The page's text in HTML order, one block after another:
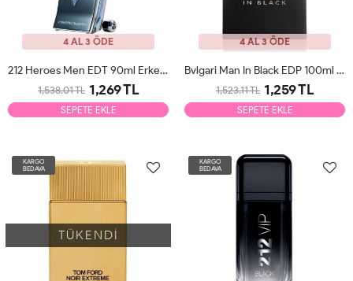
4 AL 3 ÖDE
212 Heroes Men EDT 90ml Erkek Parfüm Tester
1,538.01 TL 1,269 TL
SEPETE EKLE
4 AL 3 ÖDE
Bvlgari Man In Black EDP 100ml Erkek Parfüm Tester
1,523.11 TL 1,259 TL
SEPETE EKLE
KARGO
BEDAVA
TÜKENDİ
KARGO
BEDAVA